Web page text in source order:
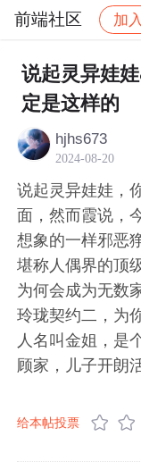
前端社区 加入
社区 前端社区
说起灵异娃
定是这样的
hjhs673
2024-08-20
说起灵异娃娃，
面，然而霞说，
想象的一样邪恶
堪称人偶界的顶
为何会成为无数
玲珑契约二，为
人名叫金姐，是
顾家，儿子开朗
给本帖投票